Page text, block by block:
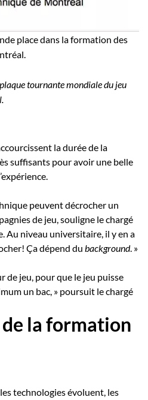
place dans la formation des
tournante mondiale du jeu
la durée de la
suffisants pour avoir une belle
peuvent décrocher un
de jeu, souligne le chargé
Au niveau universitaire, il y en a
Ça dépend du background. »
de jeu, pour que le jeu puisse
un bac, » poursuit le chargé
de la formation
technologies évoluent, les